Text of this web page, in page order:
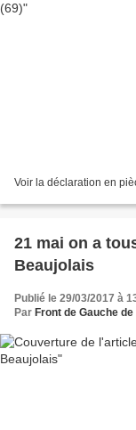
Voir la déclaration en
21 mai on a
Beaujolais
Publié le 29/03/2017 à
Par Front de Gauche